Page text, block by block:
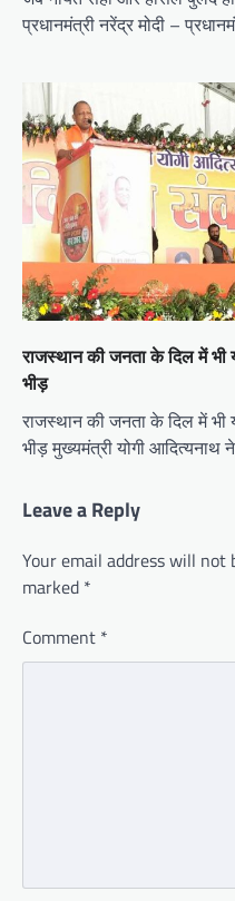
प्रधानमंत्री नरेंद्र मोदी –
राजस्थान की जनता के दिल में
भीड़
राजस्थान की जनता के दिल में
भीड़ मुख्यमंत्री योगी आदित्यनाथ
Leave a Reply
Your email address will not
marked *
Comment *